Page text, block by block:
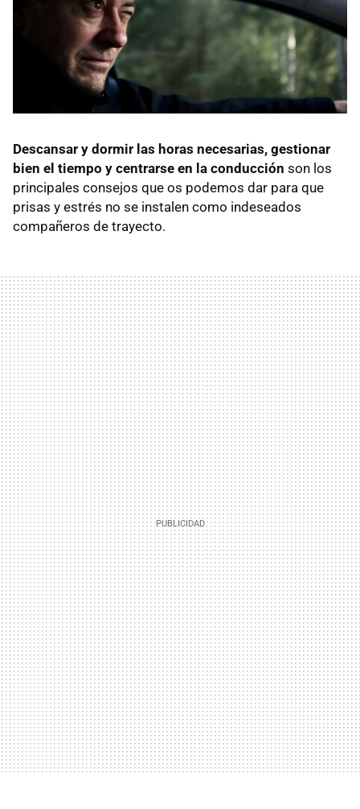
Descansar y dormir las horas necesarias, gestionar
bien el tiempo y centrarse en la conducción son los
principales consejos que os podemos dar para que
prisas y estrés no se instalen como indeseados
compañeros de trayecto.